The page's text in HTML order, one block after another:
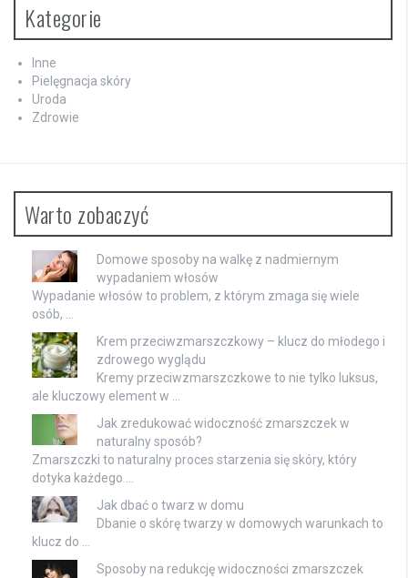
Kategorie
Inne
Pielęgnacja skóry
Uroda
Zdrowie
Warto zobaczyć
Domowe sposoby na walkę z nadmiernym
wypadaniem włosów
Wypadanie włosów to problem, z którym zmaga się wiele
osób, …
Krem przeciwzmarszczkowy – klucz do młodego i
zdrowego wyglądu
Kremy przeciwzmarszczkowe to nie tylko luksus,
ale kluczowy element w …
Jak zredukować widoczność zmarszczek w
naturalny sposób?
Zmarszczki to naturalny proces starzenia się skóry, który
dotyka każdego …
Jak dbać o twarz w domu
Dbanie o skórę twarzy w domowych warunkach to
klucz do …
Sposoby na redukcję widoczności zmarszczek